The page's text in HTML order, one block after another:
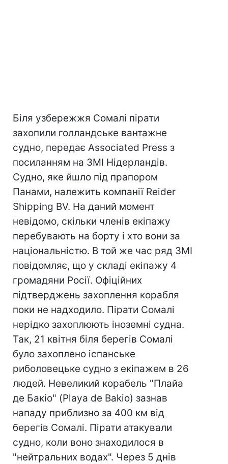
Біля узбережжя Сомалі пірати
захопили голландське вантажне
судно, передає Associated Press з
посиланням на ЗМІ Нідерландів.
Судно, яке йшло під прапором
Панами, належить компанії Reider
Shipping BV. На даний момент
невідомо, скільки членів екіпажу
перебувають на борту і хто вони за
національністю. В той же час ряд ЗМІ
повідомляє, що у складі екіпажу 4
громадяни Росії. Офіційних
підтверджень захоплення корабля
поки не надходило. Пірати Сомалі
нерідко захоплюють іноземні судна.
Так, 21 квітня біля берегів Сомалі
було захоплено іспанське
риболовецьке судно з екіпажем в 26
людей. Невеликий корабель "Плайа
де Бакіо" (Playa de Bakio) зазнав
нападу приблизно за 400 км від
берегів Сомалі. Пірати атакували
судно, коли воно знаходилося в
"нейтральних водах". Через 5 днів